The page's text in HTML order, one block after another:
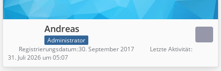
Andreas
Administrator
Registrierungsdatum 30. September 2017
Letzte Aktivität
31. Juli 2026 um 05:07